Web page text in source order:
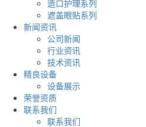
造口护理系列
遮盖眼贴系列
新闻资讯
公司新闻
行业资讯
技术资讯
精良设备
设备展示
荣誉资质
联系我们
联系我们